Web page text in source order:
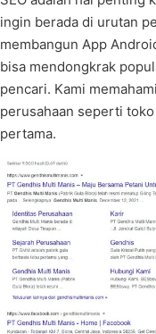
ingin berada di urutan
membangun App
bisa mendongkrak
pencari. Kami
perusahaan seperti
pertama.